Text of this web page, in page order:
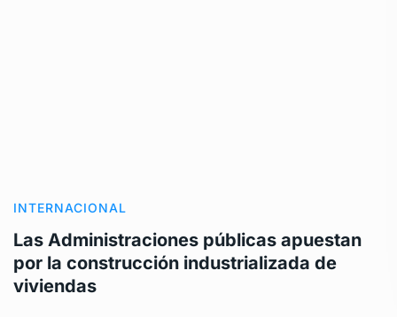
INTERNACIONAL
Las Administraciones públicas apuestan
por la construcción industrializada de
viviendas